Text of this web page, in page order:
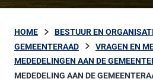
HOME
BESTUUR EN
GEMEENTERAAD
VRAGEN EN
MEDEDELINGEN AAN DE
MEDEDELING AAN DE